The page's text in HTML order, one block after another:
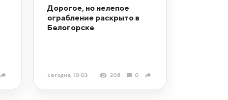
Дорогое, но нелепое
ограбление раскрыто в
Белогорске
сегодня, 10:03 208 0